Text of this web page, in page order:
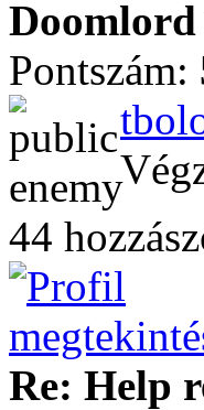
Pontszám:
44
Re: Help